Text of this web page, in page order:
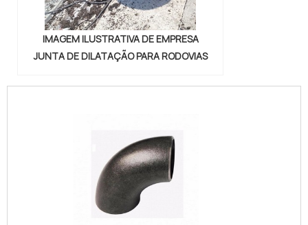
IMAGEM ILUSTRATIVA DE EMPRESA
JUNTA DE DILATAÇÃO PARA RODOVIAS